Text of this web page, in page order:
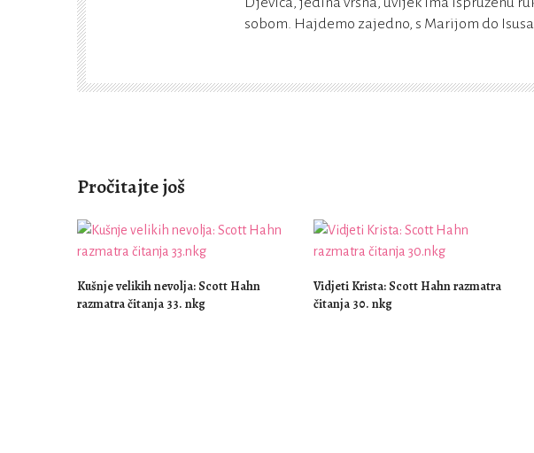
sobom. Hajdemo zajedno, s Marijom do
Pročitajte još
Kušnje velikih nevolja: Scott Hahn
razmatra čitanja 33. nkg
Vidjeti Krista: Scott Hahn razmatra
čitanja 30. nkg